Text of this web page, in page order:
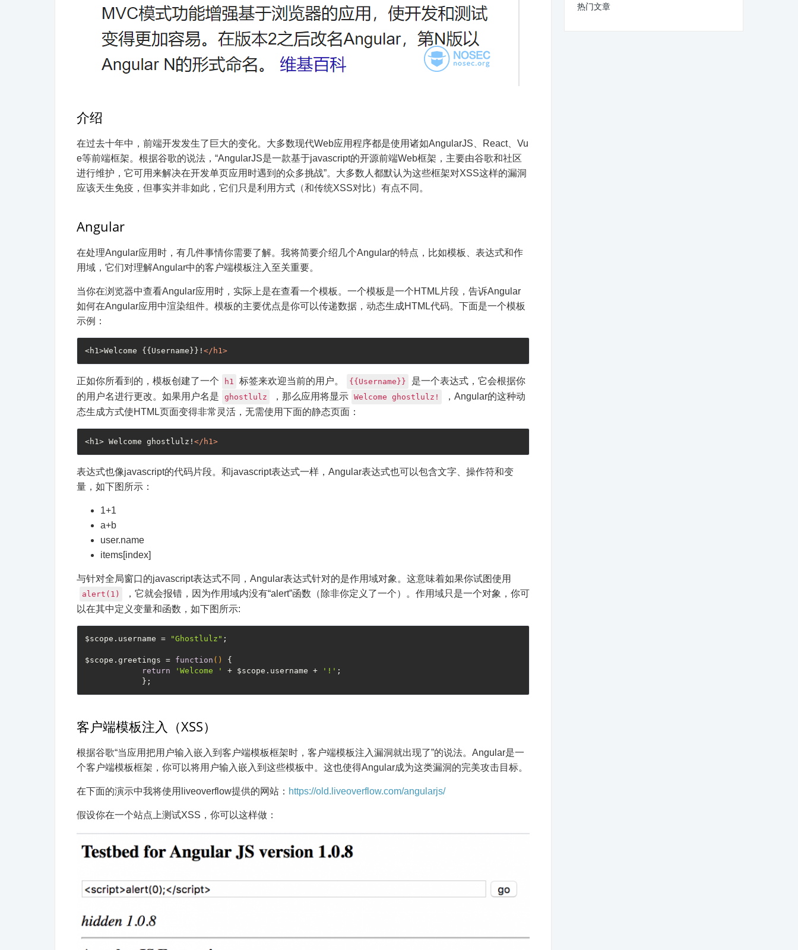
介绍
在过去十年中，前端开发发生了巨大的变化。大多数现代Web应用程序都是使用诸如AngularJS、React、Vu
e等前端框架。根据谷歌的说法，“AngularJS是一款基于javascript的开源前端Web框架，主要由谷歌和社区
进行维护，它可用来解决在开发单页应用时遇到的众多挑战”。大多数人都默认为这些框架对XSS这样的漏洞
应该天生免疫，但事实并非如此，它们只是利用方式（和传统XSS对比）有点不同。
Angular
在处理Angular应用时，有几件事情你需要了解。我将简要介绍几个Angular的特点，比如模板、表达式和作
用域，它们对理解Angular中的客户端模板注入至关重要。
当你在浏览器中查看Angular应用时，实际上是在查看一个模板。一个模板是一个HTML片段，告诉Angular
如何在Angular应用中渲染组件。模板的主要优点是你可以传递数据，动态生成HTML代码。下面是一个模板
示例：
<h1>Welcome {{Username}}! </ h1>
正如你所看到的，模板创建了一个 h1 标签来欢迎当前的用户。 {{Username}}
是一个表达式，它会根据你
的用户名进行更改。如果用户名是
ghostlulz ，那么应用将显示 Welcome ghostlulz!
，Angular的这种动
态生成方式使HTML页面变得非常灵活，无需使用下面的静态页面：
<h1> Welcome ghostlulz! </ h1>
表达式也像javascript的代码片段。和javascript表达式一样，Angular表达式也可以包含文字、操作符和变
量，如下图所示：
1+1
a+b
user.name
items[index]
与针对全局窗口的javascript表达式不同，Angular表达式针对的是作用域对象。这意味着如果你试图使用
alert(1)
，它就会报错，因为作用域内没有“alert”函数（除非你定义了一个）。作用域只是一个对象，你可
以在其中定义变量和函数，如下图所示:
$scope.username = "Ghostlulz" ;
$scope.greetings = function ()
{
return
'Welcome ' + $scope.username + '!' ;
客户端模板注入（XSS）
根据谷歌“当应用把用户输入嵌入到客户端模板框架时，客户端模板注入漏洞就出现了”的说法。Angular是一
个客户端模板框架，你可以将用户输入嵌入到这些模板中。这也使得Angular成为这类漏洞的完美攻击目标。
在下面的演示中我将使用liveoverflow提供的网站： https://old.liveoverflow.com/angularjs/
假设你在一个站点上测试XSS，你可以这样做：
热门文章